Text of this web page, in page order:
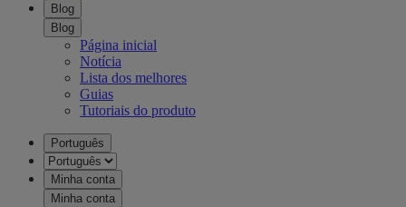
Blog
Blog
Página inicial
Notícia
Lista dos melhores
Guias
Tutoriais do produto
Português
Minha conta
Minha conta